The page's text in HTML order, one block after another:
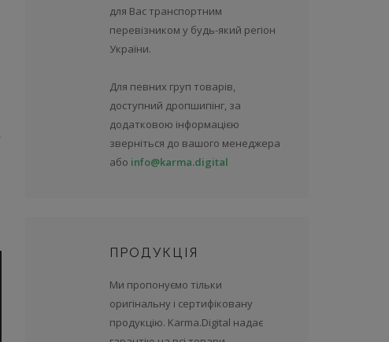
для Вас транспортним
перевізником у будь-який регіон
України.
Для певних груп товарів,
доступний дропшипінг, за
додатковою інформацією
зверніться до вашого менеджера
або info@karma.digital
ПРОДУКЦІЯ
Ми пропонуємо тільки
оригінальну і сертифіковану
продукцію. Karma.Digital надає